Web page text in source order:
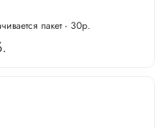
пакет - 30р.